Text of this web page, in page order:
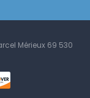
Mérieux 69 530